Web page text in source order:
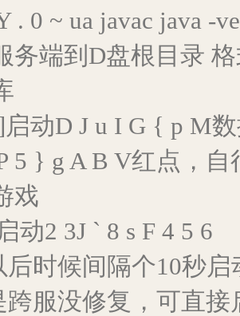
. 0 ~ ua javac java -
务端到D盘根目录
启动D J u I G { p M
5 } g A B V红点，
戏
动2 3J ` 8 s F 4 5 6
后时候间隔个10秒启
跨服没修复，可直接